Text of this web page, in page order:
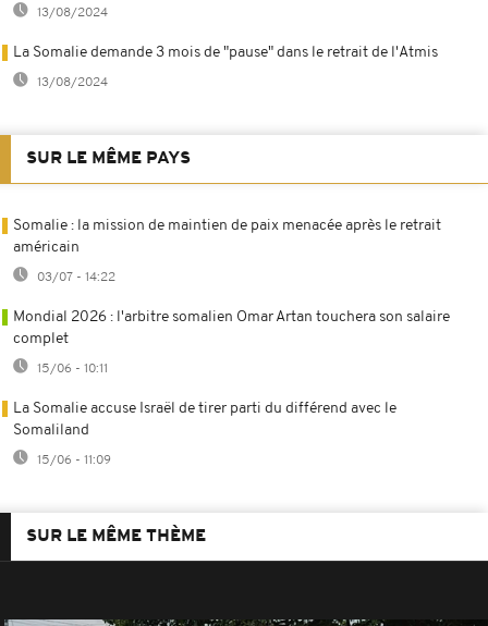
13/08/2024
La Somalie demande 3 mois de "pause" dans le retrait de l'Atmis
13/08/2024
SUR LE MÊME PAYS
Somalie : la mission de maintien de paix menacée après le retrait
américain
03/07 - 14:22
Mondial 2026 : l'arbitre somalien Omar Artan touchera son salaire
complet
15/06 - 10:11
La Somalie accuse Israël de tirer parti du différend avec le
Somaliland
15/06 - 11:09
SUR LE MÊME THÈME